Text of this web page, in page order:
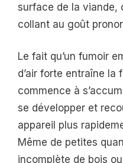
surface de la viande,
collant au goût
Le fait qu’un fumoir
d’air forte entraîne la
commence à
se développer et
appareil plus
Même de petites
incomplète de bois